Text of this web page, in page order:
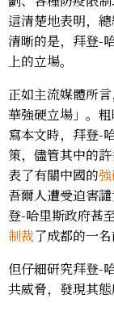
這清楚地表明，
清晰的是，拜登-
上的立場。
正如主流媒體所
華強硬立場」。
寫本文時，拜登-
策，儘管其中的
表了有關中國的
吾爾人遭受迫害
登-哈里斯政府甚
制裁了成都的一名
但仔細研究拜登-
共威脅，發現其態